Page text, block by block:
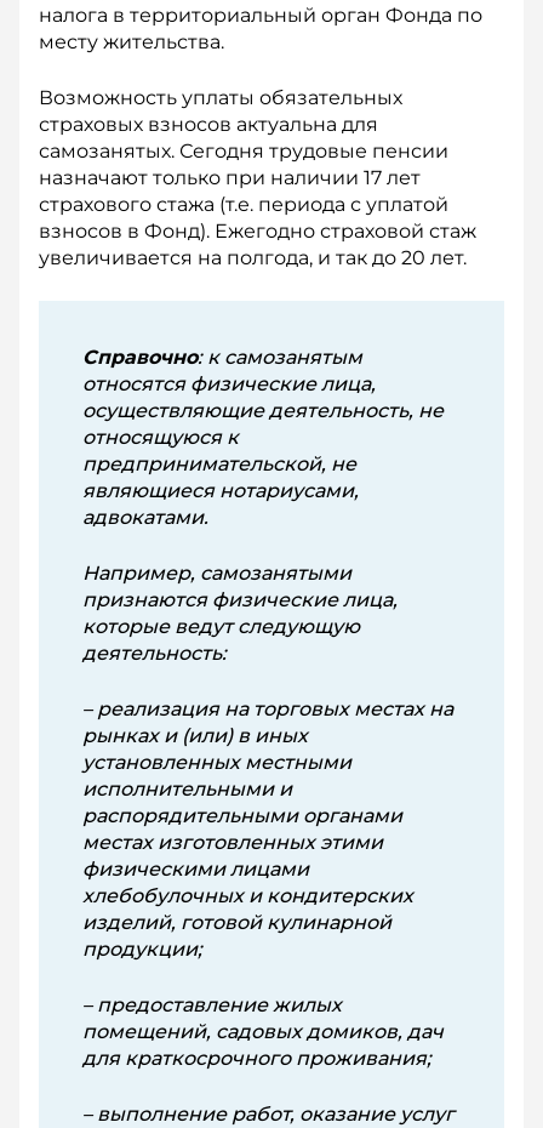
налога в территориальный орган Фонда по
месту жительства.
Возможность уплаты обязательных
страховых взносов актуальна для
самозанятых. Сегодня трудовые пенсии
назначают только при наличии 17 лет
страхового стажа (т.е. периода с уплатой
взносов в Фонд). Ежегодно страховой стаж
увеличивается на полгода, и так до 20 лет.
Справочно: к самозанятым
относятся физические лица,
осуществляющие деятельность, не
относящуюся к
предпринимательской, не
являющиеся нотариусами,
адвокатами.
Например, самозанятыми
признаются физические лица,
которые ведут следующую
деятельность:
– реализация на торговых местах на
рынках и (или) в иных
установленных местными
исполнительными и
распорядительными органами
местах изготовленных этими
физическими лицами
хлебобулочных и кондитерских
изделий, готовой кулинарной
продукции;
– предоставление жилых
помещений, садовых домиков, дач
для краткосрочного проживания;
– выполнение работ, оказание услуг